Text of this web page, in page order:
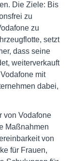
Die Ziele: Bis
zu
zu
setzt
dass seine
weiterverkauft
mit
dabei,
von Vodafone
Maßnahmen
von
für Frauen,